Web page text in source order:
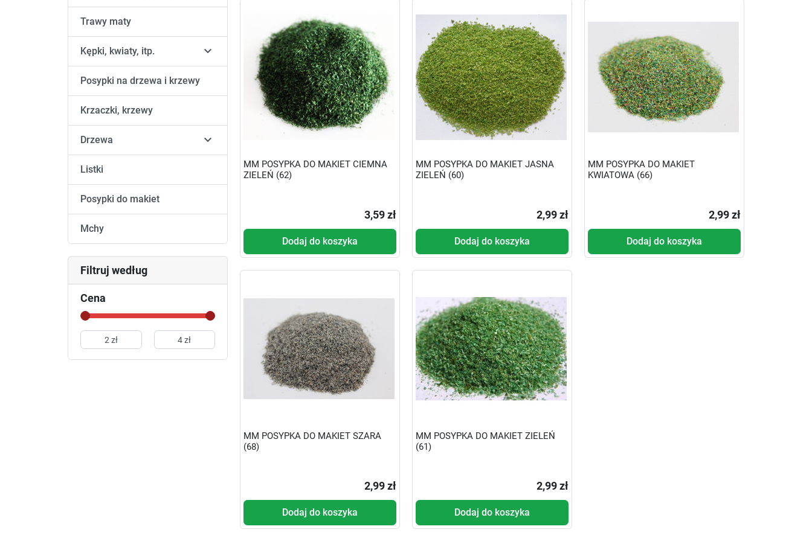
Trawy maty
Kępki, kwiaty, itp. 
Posypki na drzewa i krzewy
Krzaczki, krzewy
Drzewa 
Listki
Posypki do makiet
Mchy
Filtruj według
Cena
MM POSYPKA DO MAKIET CIEMNA
ZIELEŃ (62)
3,59 zł
Dodaj do koszyka
MM POSYPKA DO MAKIET JASNA
ZIELEŃ (60)
2,99 zł
Dodaj do koszyka
MM POSYPKA DO MAKIET
KWIATOWA (66)
2,99 zł
Dodaj do koszyka
MM POSYPKA DO MAKIET SZARA
(68)
2,99 zł
Dodaj do koszyka
MM POSYPKA DO MAKIET ZIELEŃ
(61)
2,99 zł
Dodaj do koszyka